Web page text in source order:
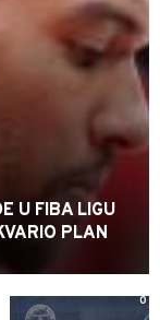
U FIBA LIGU
PLAN
0